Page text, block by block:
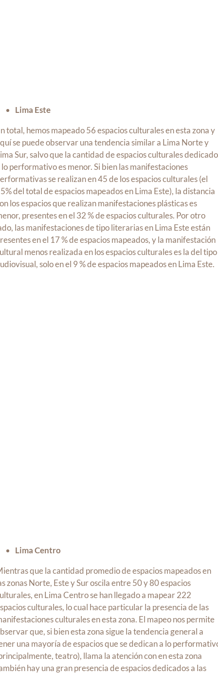
Lima Este
total, hemos mapeado 56 espacios culturales en esta zona y
se puede observar una tendencia similar a Lima Norte y
Sur, salvo que la cantidad de espacios culturales
lo performativo es menor. Si bien las manifestaciones
se realizan en 45 de los espacios culturales (el
del total de espacios mapeados en Lima Este), la distancia
los espacios que realizan manifestaciones plásticas es
presentes en el 32 % de espacios culturales. Por otro
las manifestaciones de tipo literarias en Lima Este están
en el 17 % de espacios mapeados, y la manifestación
menos realizada en los espacios culturales es la del tipo
solo en el 9 % de espacios mapeados en Lima Este.
Lima Centro
que la cantidad promedio de espacios mapeados en
zonas Norte, Este y Sur oscila entre 50 y 80 espacios
en Lima Centro se han llegado a mapear 222
culturales, lo cual hace particular la presencia de las
culturales en esta zona. El mapeo nos permite
que, si bien esta zona sigue la tendencia general a
una mayoría de espacios que se dedican a lo
teatro), llama la atención con en esta zona
hay una gran presencia de espacios dedicados a las